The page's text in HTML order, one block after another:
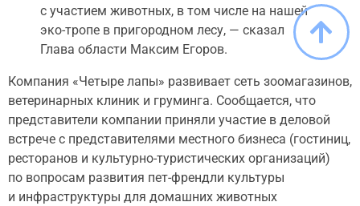
с участием животных, в том числе на нашей
эко-тропе в пригородном лесу, — сказал
Глава области Максим Егоров.
Компания «Четыре лапы» развивает сеть зоомагазинов,
ветеринарных клиник и груминга. Сообщается, что
представители компании приняли участие в деловой
встрече с представителями местного бизнеса (гостиниц,
ресторанов и культурно-туристических организаций)
по вопросам развития пет-френдли культуры
и инфраструктуры для домашних животных